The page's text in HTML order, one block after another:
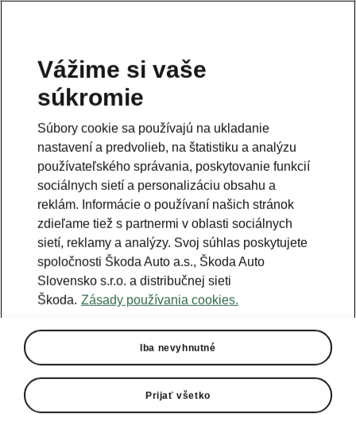
Vážime si vaše
súkromie
Súbory cookie sa používajú na ukladanie
nastavení a predvolieb, na štatistiku a analýzu
používateľského správania, poskytovanie funkcií
sociálnych sietí a personalizáciu obsahu a
reklám. Informácie o používaní našich stránok
zdieľame tiež s partnermi v oblasti sociálnych
sietí, reklamy a analýzy. Svoj súhlas poskytujete
spoločnosti Škoda Auto a.s., Škoda Auto
Slovensko s.r.o. a distribučnej sieti
Škoda. Zásady používania cookies.
Iba nevyhnutné
Prijať všetko